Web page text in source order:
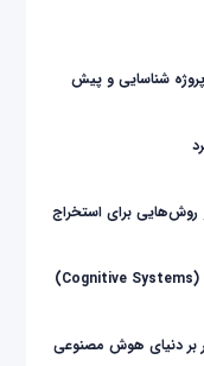
شناسایی و پیش
روش‌هایی برای استخراج
آشنایی با مفهوم سیستم های شناختی (Cognitive Systems)
بر دنیای هوش مصنوعی